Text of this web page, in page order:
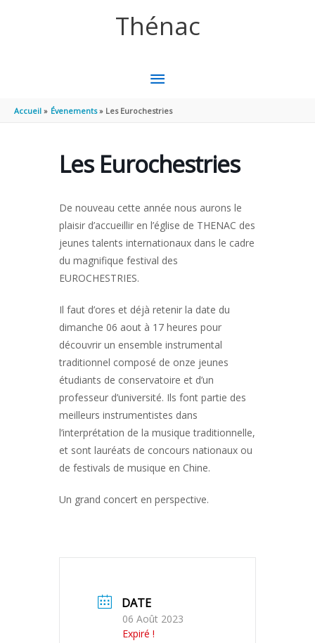
Thénac
MENU
PRINCIPAL
Accueil Évenements Les Eurochestries
Les Eurochestries
De nouveau cette année nous aurons le
plaisir d’accueillir en l’église de THENAC des
jeunes talents internationaux dans le cadre
du magnifique festival des
EUROCHESTRIES.
Il faut d’ores et déjà retenir la date du
dimanche 06 aout à 17 heures pour
découvrir un ensemble instrumental
traditionnel composé de onze jeunes
étudiants de conservatoire et d’un
professeur d’université. Ils font partie des
meilleurs instrumentistes dans
l’interprétation de la musique traditionnelle,
et sont lauréats de concours nationaux ou
de festivals de musique en Chine.
Un grand concert en perspective.
DATE
06 Août 2023
Expiré !